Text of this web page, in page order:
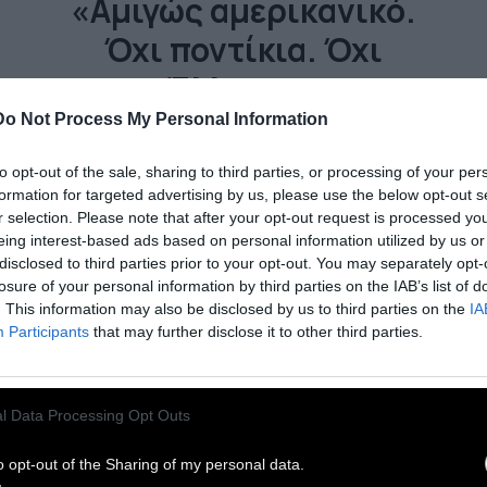
Not Process My Personal Information
opt-out of the sale, sharing to third parties, or processing of your
for targeted advertising by us, please use the below opt-out
selection. Please note that after your opt-out request is processed
interest-based ads based on personal information utilized by us
to third parties prior to your opt-out. You may separately
of your personal information by third parties on the IAB’s list of
This information may also be disclosed by us to third parties on the
Participants that may further disclose it to other third parties.
Data Processing Opt Outs
opt-out of the Sharing of my personal data.
«Αμιγώς αμερικανικό.
Όχι ποντίκια. Όχι
Έλληνες»
μας τραγουδούσε μια γιαγιά κάθε βράδυ
προτού την βάλει η κόρη της μέσα. Ήταν η
μόνη που μας μιλούσε». Του Δημήτρη Γ.
Μαγριπλή
26 Ιανουαρίου 2026